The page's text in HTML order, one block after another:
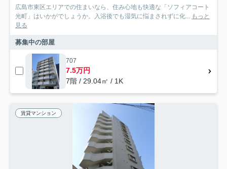
広島市東区エリアでの住まいなら、住み心地も快適な「ソフィアコート
光町」はいかがでしょうか。入浴後でも湿気に悩まされずに化... もっと
見る
募集中の部屋
707
7.5万円
7階 / 29.04㎡ / 1K
賃貸マンション